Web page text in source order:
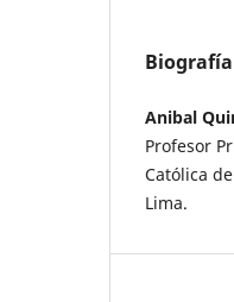
Anibal
Profesor
Católica
Lima.